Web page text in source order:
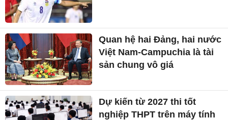
Quan hệ hai Đảng, hai nước
Việt Nam-Campuchia là tài
sản chung vô giá ​
Dự kiến từ 2027 thi tốt
nghiệp THPT trên máy tính